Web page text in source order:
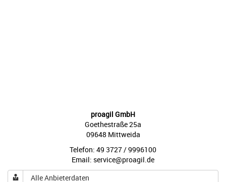
proagil GmbH
Goethestraße 25a
09648 Mittweida
Telefon: 49 3727 / 9996100
Email: service@proagil.de
Alle Anbieterdaten